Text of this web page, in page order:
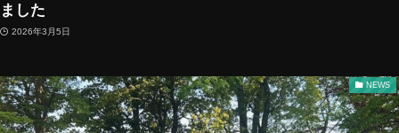
ました
2026年3月5日
NEWS